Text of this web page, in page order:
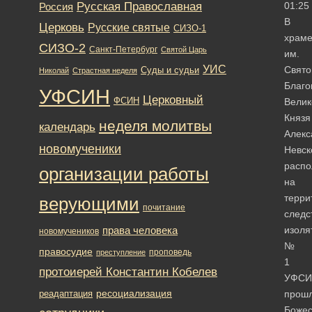
01:25
В
храме
им.
Князя
на
№
1
Россия Русская Православная
Церковь Русские святые СИЗО-1
СИЗО-2 Санкт-Петербург Святой Царь
Николай Страстная неделя Суды и судьи УИС
УФСИН ФСИН Церковный
календарь неделя молитвы
новомученики
организации работы
верующими почитание
новомучеников права человека
правосудие преступление проповедь
протоиерей Константин Кобелев
реадаптация ресоциализация